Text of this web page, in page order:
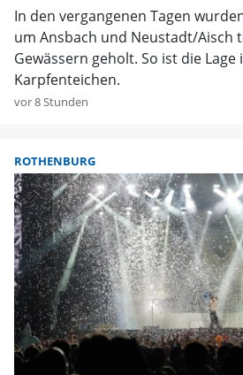
In den vergangenen Tagen
um Ansbach und Neustadt/Aisch
Gewässern geholt. So ist die Lage
Karpfenteichen.
vor 8 Stunden
ROTHENBURG